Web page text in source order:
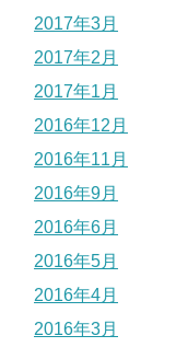
2017年3月
2017年2月
2017年1月
2016年12月
2016年11月
2016年9月
2016年6月
2016年5月
2016年4月
2016年3月